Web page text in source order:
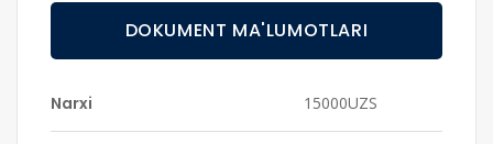
DOKUMENT MA'LUMOTLARI
Narxi 15000UZS